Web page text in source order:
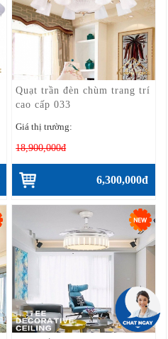
Quạt trần đèn chùm trang trí
cao cấp 033
Giá thị trường:
18,900,000đ
6,300,000đ